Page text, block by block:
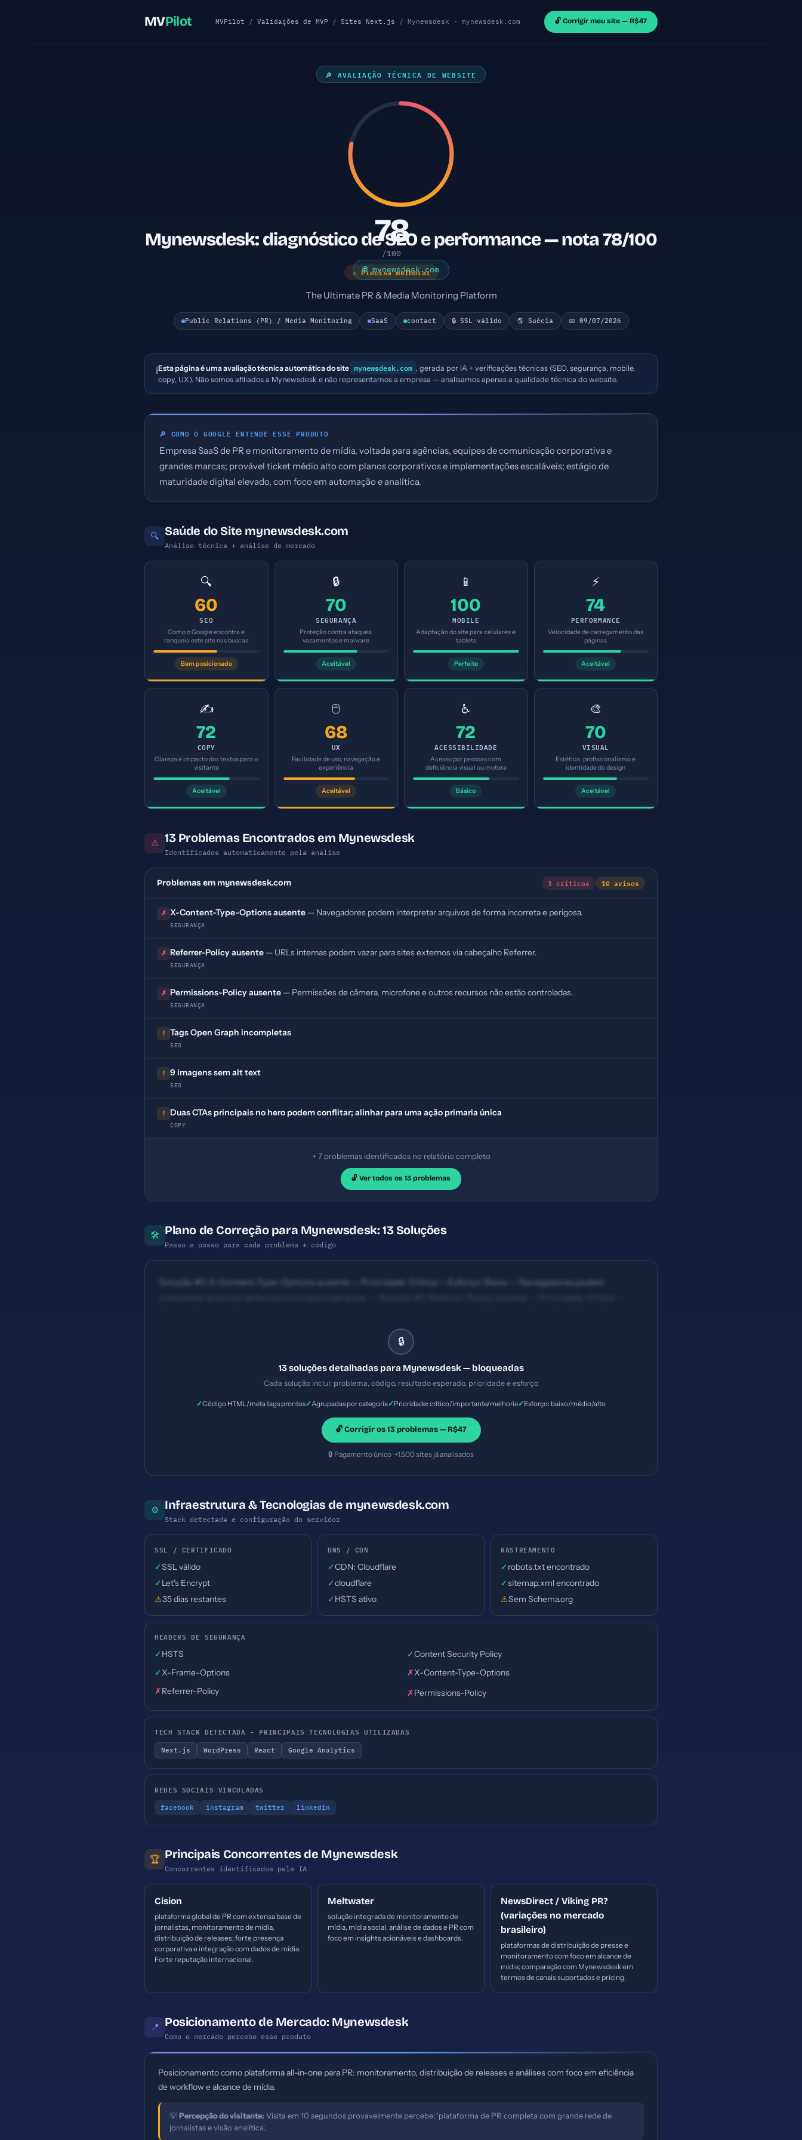
MVPilot MVPilot /Validações de MVP /Sites Next.js / Mynewsdesk - mynewsdesk.com 🔓 Corrigir meu site — R$47
🔎 AVALIAÇÃO TÉCNICA DE WEBSITE
78
/100
⚠ Precisa melhorar
Mynewsdesk: diagnóstico de SEO e performance — nota 78/100
🌐 mynewsdesk.com
The Ultimate PR & Media Monitoring Platform
Public Relations (PR) / Media Monitoring SaaS contact 🔒 SSL válido 🌎 Suécia 📅 09/07/2026
ℹ️Esta página é uma avaliação técnica automática do site mynewsdesk.com , gerada por IA + verificações técnicas (SEO, segurança, mobile,
copy, UX). Não somos afiliados a Mynewsdesk e não representamos a empresa — analisamos apenas a qualidade técnica do website.
🔎 COMO O GOOGLE ENTENDE ESSE PRODUTO
Empresa SaaS de PR e monitoramento de mídia, voltada para agências, equipes de comunicação corporativa e
grandes marcas; provável ticket médio alto com planos corporativos e implementações escaláveis; estágio de
maturidade digital elevado, com foco em automação e analítica.
🔍 Saúde do Site mynewsdesk.com
Análise técnica + análise de mercado
🔍
60
SEO
Como o Google encontra e
ranqueia este site nas buscas
Bem posicionado
🔒
70
SEGURANÇA
Proteção contra ataques,
vazamentos e malware
Aceitável
📱
100
MOBILE
Adaptação do site para celulares e
tablets
Perfeito
⚡
74
PERFORMANCE
Velocidade de carregamento das
páginas
Aceitável
✍️
72
COPY
Clareza e impacto dos textos para o
visitante
Aceitável
🖱️
68
UX
Facilidade de uso, navegação e
experiência
Aceitável
♿
72
ACESSIBILIDADE
Acesso por pessoas com
deficiência visual ou motora
Básico
🎨
70
VISUAL
Estética, profissionalismo e
identidade do design
Aceitável
⚠ 13 Problemas Encontrados em Mynewsdesk
Identificados automaticamente pela análise
Problemas em mynewsdesk.com 3 críticos 10 avisos
✗ X-Content-Type-Options ausente — Navegadores podem interpretar arquivos de forma incorreta e perigosa.
SEGURANÇA
✗ Referrer-Policy ausente — URLs internas podem vazar para sites externos via cabeçalho Referrer.
SEGURANÇA
✗ Permissions-Policy ausente — Permissões de câmera, microfone e outros recursos não estão controladas.
SEGURANÇA
! Tags Open Graph incompletas
SEO
! 9 imagens sem alt text
SEO
! Duas CTAs principais no hero podem conflitar; alinhar para uma ação primaria única
COPY
+ 7 problemas identificados no relatório completo
🔓 Ver todos os 13 problemas
🛠 Plano de Correção para Mynewsdesk: 13 Soluções
Passo a passo para cada problema + código
Solução #1: X-Content-Type-Options ausente — Prioridade: Crítica — Esforço: Baixo — Navegadores podem
Graph incompletas — Prioridade: Importante — Esforço: Baixo
🔒
13 soluções detalhadas para Mynewsdesk — bloqueadas
Cada solução inclui: problema, código, resultado esperado, prioridade e esforço
✓Código HTML/meta tags prontos✓Agrupadas por categoria✓Prioridade: crítico/importante/melhoria✓Esforço: baixo/médio/alto
🔓 Corrigir os 13 problemas — R$47
🔒 Pagamento único · +1.500 sites já analisados
⚙ Infraestrutura & Tecnologias de mynewsdesk.com
Stack detectada e configuração do servidor
SSL / CERTIFICADO
✓SSL válido
✓ Let's Encrypt
⚠35 dias restantes
DNS / CDN
✓CDN: Cloudflare
✓cloudflare
✓ HSTS ativo
RASTREAMENTO
✓ robots.txt encontrado
✓sitemap.xml encontrado
⚠Sem Schema.org
HEADERS DE SEGURANÇA
✓ HSTS ✓Content Security Policy
✓X-Frame-Options ✗X-Content-Type-Options
✗Referrer-Policy ✗Permissions-Policy
TECH STACK DETECTADA - PRINCIPAIS TECNOLOGIAS UTILIZADAS
Next.js WordPress React Google Analytics
REDES SOCIAIS VINCULADAS
facebook instagram twitter linkedin
🏆 Principais Concorrentes de Mynewsdesk
Concorrentes identificados pela IA
Cision
plataforma global de PR com extensa base de
jornalistas, monitoramento de mídia,
distribuição de releases; forte presença
corporativa e integração com dados de mídia.
Forte reputação internacional.
Meltwater
solução integrada de monitoramento de
mídia, mídia social, análise de dados e PR com
foco em insights acionáveis e dashboards.
NewsDirect / Viking PR?
(variações no mercado
brasileiro)
plataformas de distribuição de presse e
monitoramento com foco em alcance de
mídia; comparação com Mynewsdesk em
termos de canais suportados e pricing.
📍 Posicionamento de Mercado: Mynewsdesk
Como o mercado percebe esse produto
Posicionamento como plataforma all-in-one para PR: monitoramento, distribuição de releases e análises com foco em eficiência
de workflow e alcance de mídia.
💡Percepção do visitante: Visita em 10 segundos provavelmente percebe: 'plataforma de PR completa com grande rede de
jornalistas e visão analítica'.